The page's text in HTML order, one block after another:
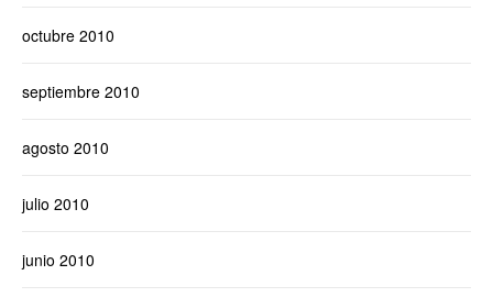
octubre 2010
septiembre 2010
agosto 2010
julio 2010
junio 2010